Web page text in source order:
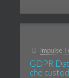
Impulse
GDPR
che